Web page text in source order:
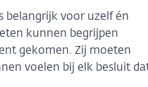
belangrijk voor uzelf én
kunnen begrijpen
gekomen. Zij moeten
voelen bij elk besluit